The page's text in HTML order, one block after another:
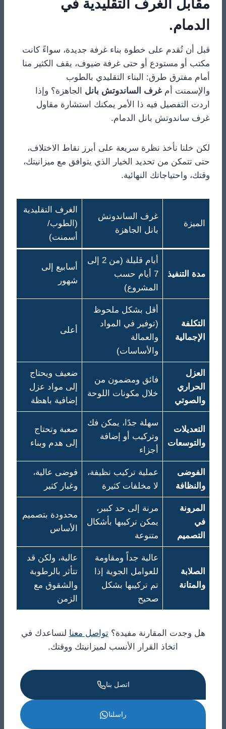
مقابل الغرف التقليدية في
الدمام.
قبل أن تُقدم على خطوة بناء غرفة جديدة، سواءً كانت
مكتب أو مستودع أو حتى غرفة ضيوف، يقف الكثير منا
أمام مفترق طرق: البناء التقليدي بالطوب
والإسمنت أمغرف الساندوتش بانل
الجاهزة؟ وإذا
اردت التفصيل فيه ذا الأمر يمكنك استشارة مقاول
غرف ساندوتش بانل الدمام.
لكن خلنا نأخذ نظرة سريعة على أبرز نقاط الاختلاف،
حتى تتمكن من تحديد الخيار الذي يتوافق مع ميزانيتك،
وقتك، واحتياجاتك النهائية.
الميزة
غرف الساندوتش
بانل الجاهزة
الغرف التقليدية
(الطوب/
أسمنت)
مدة التنفيذ
أيام قليلة (من 2 إلى
7 أيام حسب
المشروع)
أسابيع إلى
شهور
التكلفة
الإجمالية
أقل بشكل ملحوظ
(توفير في المواد
والعمالة
والأساسات)
أعلى
العزل
الحراري
والصوتي
فائق ومضمون من
خلال مكونات اللوحة
ضعيف ويحتاج
إلى مواد عزل
إضافية باهظة
التعديلات
والتوسعات
سهلة جدًا، يمكن فك
وتركيب أو إضافة
أجزاء
صعبة وتحتاج
إلى هدم وبناء
الفوضى
والنظافة
عملية تركيب نظيفة،
لا مخلفات كثيرة
فوضى عالية،
وغبار كثير
المرونة
في
التصميم
مرنة إلى حد كبير،
يمكن تركيبها بأشكال
متنوعة
محدودة بتصميم
الأساس
الصلابة
والمتانة
عالية جداً ومقاومة
للعوامل الجوية إذا
تم تركيبها بشكل
صحيح
عالية، ولكن قد
تتأثر بالرطوبة
والشقوق مع
الزمن
هل وجدت المقارنة مفيدة؟تواصل معنا لنساعدك في
اتخاذ القرار الأنسب لميزانيتك ووقتك.
اتصل بنا
راسلنا